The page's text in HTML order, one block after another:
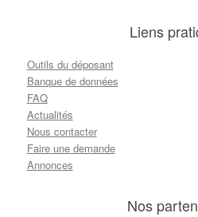
Liens
Outils du déposant
Banque de données
FAQ
Actualités
Nous contacter
Faire une demande
Annonces
Nos